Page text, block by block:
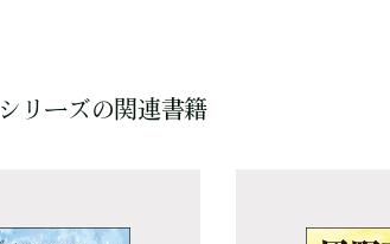
シリーズの関連書籍